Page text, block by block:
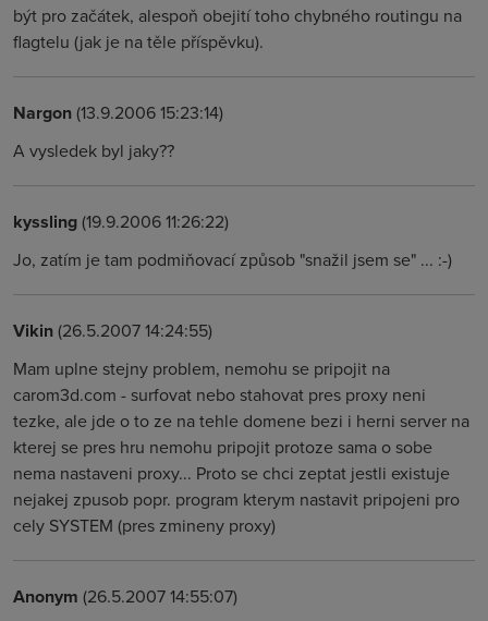
být pro začátek, alespoň obejití toho chybného routingu na
flagtelu (jak je na těle příspěvku).
Nargon(13.9.2006 15:23:14)
A vysledek byl jaky??
kyssling(19.9.2006 11:26:22)
Jo, zatím je tam podmiňovací způsob "snažil jsem se" ... :-)
Vikin(26.5.2007 14:24:55)
Mam uplne stejny problem, nemohu se pripojit na
carom3d.com - surfovat nebo stahovat pres proxy neni
tezke, ale jde o to ze na tehle domene bezi i herni server na
kterej se pres hru nemohu pripojit protoze sama o sobe
nema nastaveni proxy... Proto se chci zeptat jestli existuje
nejakej zpusob popr. program kterym nastavit pripojeni pro
cely SYSTEM (pres zmineny proxy)
Anonym (26.5.2007 14:55:07)